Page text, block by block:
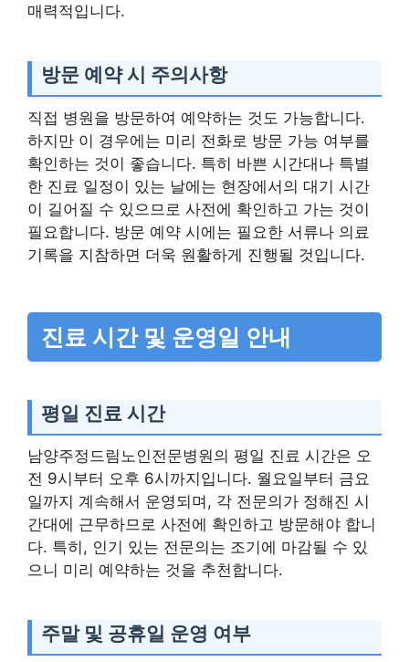
매력적입니다.
방문 예약 시 주의사항
직접 병원을 방문하여 예약하는 것도 가능합니다.
하지만 이 경우에는 미리 전화로 방문 가능 여부를
확인하는 것이 좋습니다. 특히 바쁜 시간대나 특별
한 진료 일정이 있는 날에는 현장에서의 대기 시간
이 길어질 수 있으므로 사전에 확인하고 가는 것이
필요합니다. 방문 예약 시에는 필요한 서류나 의료
기록을 지참하면 더욱 원활하게 진행될 것입니다.
진료 시간 및 운영일 안내
평일 진료 시간
남양주정드림노인전문병원의 평일 진료 시간은 오
전 9시부터 오후 6시까지입니다. 월요일부터 금요
일까지 계속해서 운영되며, 각 전문의가 정해진 시
간대에 근무하므로 사전에 확인하고 방문해야 합니
다. 특히, 인기 있는 전문의는 조기에 마감될 수 있
으니 미리 예약하는 것을 추천합니다.
주말 및 공휴일 운영 여부